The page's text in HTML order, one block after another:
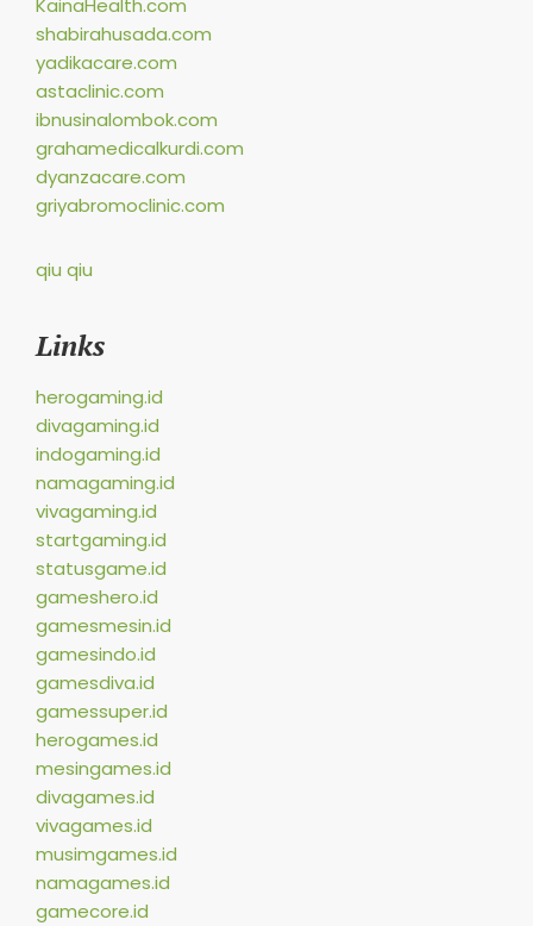
KainaHealth.com
shabirahusada.com
yadikacare.com
astaclinic.com
ibnusinalombok.com
grahamedicalkurdi.com
dyanzacare.com
griyabromoclinic.com
qiu qiu
Links
herogaming.id
divagaming.id
indogaming.id
namagaming.id
vivagaming.id
startgaming.id
statusgame.id
gameshero.id
gamesmesin.id
gamesindo.id
gamesdiva.id
gamessuper.id
herogames.id
mesingames.id
divagames.id
vivagames.id
musimgames.id
namagames.id
gamecore.id